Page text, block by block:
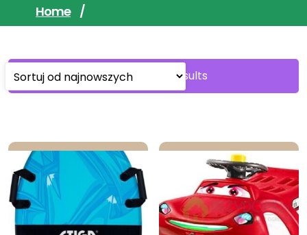
Home /
Showing all 5 results
by